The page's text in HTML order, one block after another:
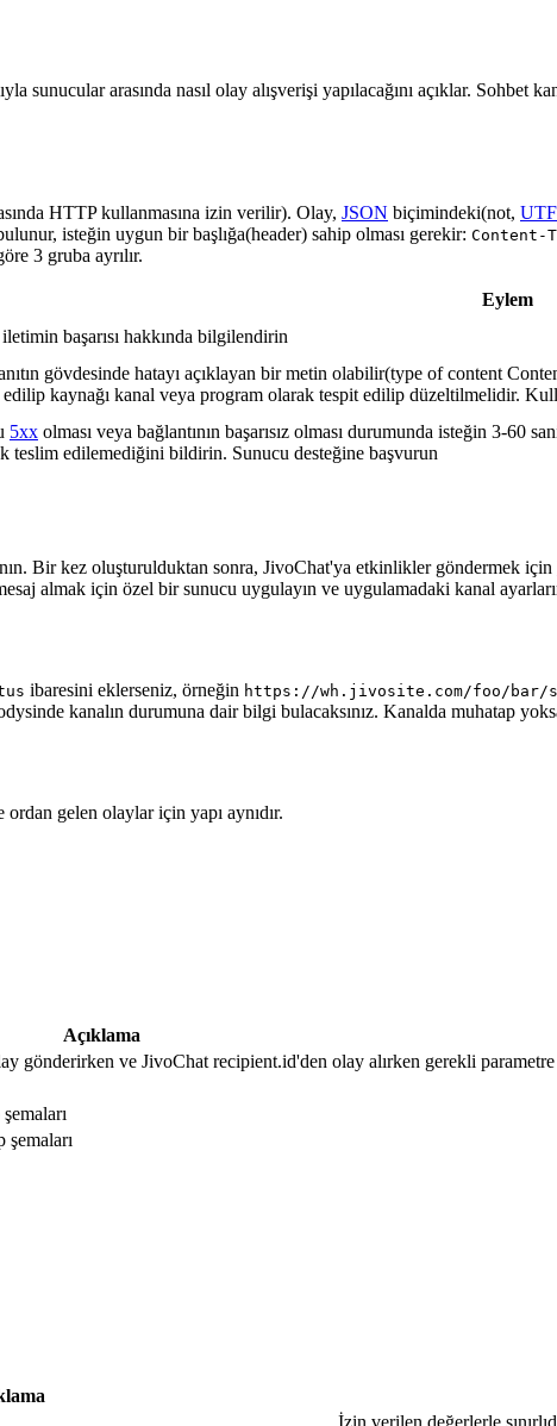
sunucular arasında nasıl olay alışverişi yapılacağını açıklar. Sohbet
HTTP kullanmasına izin verilir). Olay, JSON biçimindeki(not,
isteğin uygun bir başlığa(header) sahip olması gerekir:
3 gruba ayrılır.
Eylem
iletimin başarısı hakkında bilgilendirin
gövdesinde hatayı açıklayan bir metin olabilir(type of content
kaynağı kanal veya program olarak tespit edilip düzeltilmelidir.
5xx olması veya bağlantının başarısız olması durumunda isteğin 3-60
teslim edilemediğini bildirin. Sunucu desteğine başvurun
Bir kez oluşturulduktan sonra, JivoChat'ya etkinlikler göndermek için
almak için özel bir sunucu uygulayın ve uygulamadaki kanal
ibaresini eklerseniz, örneğin https://wh.jivosite.com/foo/bar/
kanalın durumuna dair bilgi bulacaksınız. Kanalda muhatap
gelen olaylar için yapı aynıdır.
Açıklama
gönderirken ve JivoChat recipient.id'den olay alırken gerekli parametre
İzin verilen değerlerle